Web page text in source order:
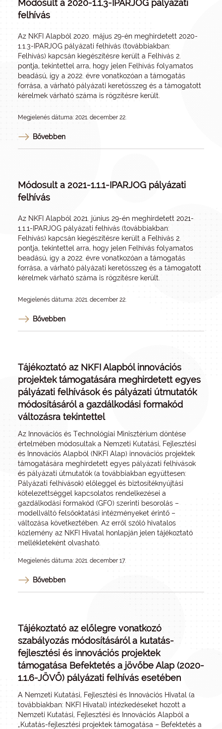
Módosult a 2020-1.1.3-IPARJOG pályázati
felhívás
Az NKFI Alapból 2020. május 29-én meghirdetett 2020-
1.1.3-IPARJOG pályázati felhívás (továbbiakban:
Felhívás) kapcsán kiegészítésre került a Felhívás 2.
pontja, tekintettel arra, hogy jelen Felhívás folyamatos
beadású, így a 2022. évre vonatkozóan a támogatás
forrása, a várható pályázati keretösszeg és a támogatott
kérelmek várható száma is rögzítésre került.
Megjelenés dátuma: 2021. december 22.
Bővebben
Módosult a 2021-1.1.1-IPARJOG pályázati
felhívás
Az NKFI Alapból 2021. június 29-én meghirdetett 2021-
1.1.1-IPARJOG pályázati felhívás (továbbiakban:
Felhívás) kapcsán kiegészítésre került a Felhívás 2.
pontja, tekintettel arra, hogy jelen Felhívás folyamatos
beadású, így a 2022. évre vonatkozóan a támogatás
forrása, a várható pályázati keretösszeg és a támogatott
kérelmek várható száma is rögzítésre került.
Megjelenés dátuma: 2021. december 22.
Bővebben
Tájékoztató az NKFI Alapból innovációs
projektek támogatására meghirdetett egyes
pályázati felhívások és pályázati útmutatók
módosításáról a gazdálkodási formakód
változásra tekintettel
Az Innovációs és Technológiai Minisztérium döntése
értelmében módosultak a Nemzeti Kutatási, Fejlesztési
és Innovációs Alapból (NKFI Alap) innovációs projektek
támogatására meghirdetett egyes pályázati felhívások
és pályázati útmutatók (a továbbiakban együttesen:
Pályázati felhívások) előleggel és biztosítéknyújtási
kötelezettséggel kapcsolatos rendelkezései a
gazdálkodási formakód (GFO) szerinti besorolás –
modellváltó felsőoktatási intézményeket érintő –
változása következtében. Az erről szóló hivatalos
közlemény az NKFI Hivatal honlapján jelen tájékoztató
mellékleteként olvasható.
Megjelenés dátuma: 2021. december 17.
Bővebben
Tájékoztató az előlegre vonatkozó
szabályozás módosításáról a kutatás-
fejlesztési és innovációs projektek
támogatása Befektetés a jövőbe Alap (2020-
1.1.6-JÖVŐ) pályázati felhívás esetében
A Nemzeti Kutatási, Fejlesztési és Innovációs Hivatal (a
továbbiakban: NKFI Hivatal) intézkedéseket hozott a
Nemzeti Kutatási, Fejlesztési és Innovációs Alapból a
„Kutatás-fejlesztési projektek támogatása – Befektetés a